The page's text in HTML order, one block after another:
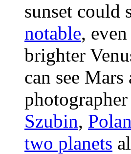
sunset could
notable,
brighter
can see Mars
Szubin,
two planets